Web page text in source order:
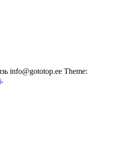
info@gototop.ee Theme:
.